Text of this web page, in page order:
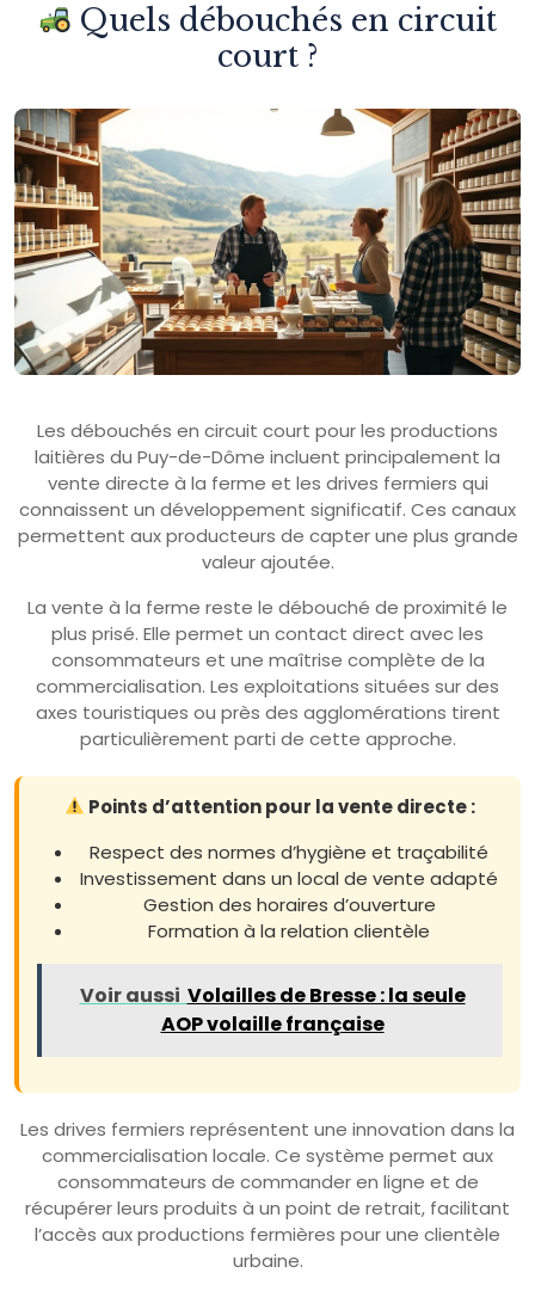
Quels débouchés en circuit
court ?
Les débouchés en circuit court pour les productions
laitières du Puy-de-Dôme incluent principalement la
vente directe à la ferme et les drives fermiers qui
connaissent un développement significatif. Ces canaux
permettent aux producteurs de capter une plus grande
valeur ajoutée.
La vente à la ferme reste le débouché de proximité le
plus prisé. Elle permet un contact direct avec les
consommateurs et une maîtrise complète de la
commercialisation. Les exploitations situées sur des
axes touristiques ou près des agglomérations tirent
particulièrement parti de cette approche.
Points d’attention pour la vente directe :
Respect des normes d’hygiène et traçabilité
Investissement dans un local de vente adapté
Gestion des horaires d’ouverture
Formation à la relation clientèle
Voir aussi Volailles de Bresse : la seule
AOP volaille française
Les drives fermiers représentent une innovation dans la
commercialisation locale. Ce système permet aux
consommateurs de commander en ligne et de
récupérer leurs produits à un point de retrait, facilitant
l’accès aux productions fermières pour une clientèle
urbaine.